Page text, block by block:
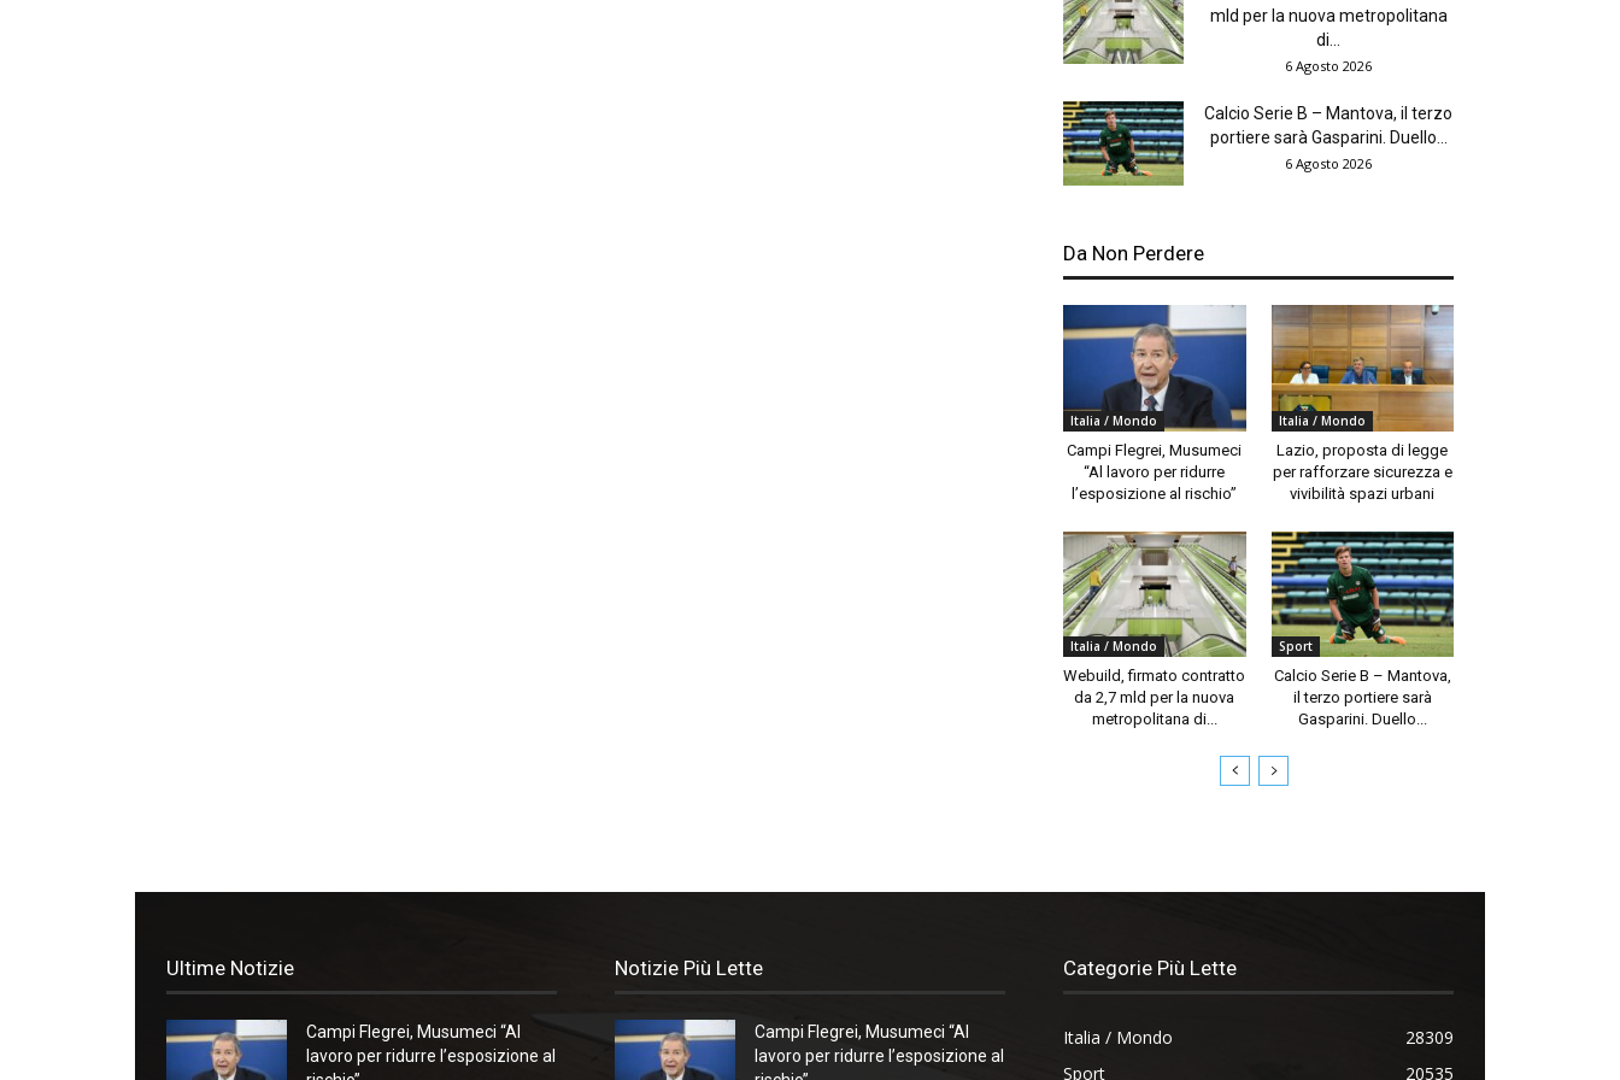
mld per la nuova metropolitana
di...
6 Agosto 2026
Calcio Serie B – Mantova, il terzo
portiere sarà Gasparini. Duello...
6 Agosto 2026
Da Non Perdere
Italia / Mondo
Campi Flegrei, Musumeci
“Al lavoro per ridurre
l’esposizione al rischio”
Italia / Mondo
Lazio, proposta di legge
per rafforzare sicurezza e
vivibilità spazi urbani
Italia / Mondo
Webuild, firmato contratto
da 2,7 mld per la nuova
metropolitana di...
Sport
Calcio Serie B – Mantova,
il terzo portiere sarà
Gasparini. Duello...
Ultime Notizie
Campi Flegrei, Musumeci “Al
lavoro per ridurre l’esposizione al
Notizie Più Lette
Campi Flegrei, Musumeci “Al
lavoro per ridurre l’esposizione al
Categorie Più Lette
Italia / Mondo
28309
Sport
20535